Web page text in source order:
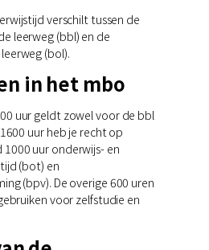
verschilt tussen de
leerweg (bbl) en de
(bol).
in het mbo
uur geldt zowel voor de bbl
uur heb je recht op
uur onderwijs- en
(bot) en
(bpv). De overige 600 uren
voor zelfstudie en